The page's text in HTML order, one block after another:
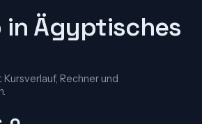
in Ägyptisches
Rechner und